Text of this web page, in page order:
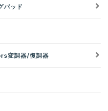
パッド
変調器/復調器